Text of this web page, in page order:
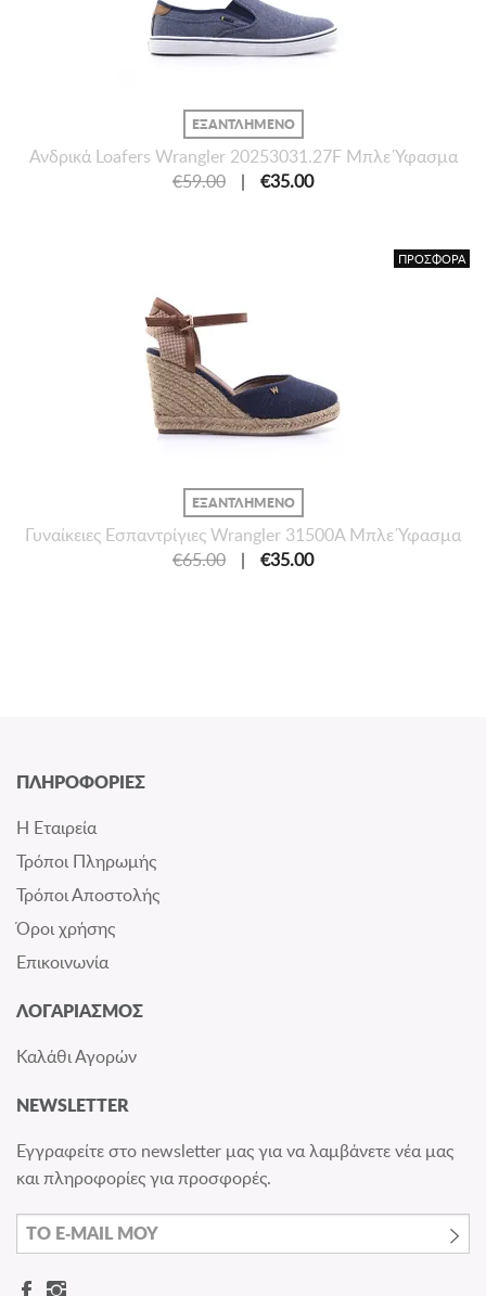
ΕΞΑΝΤΛΗΜΕΝΟ
Ανδρικά Loafers Wrangler 20253031.27F Μπλε Ύφασμα
€59.00
| €35.00
ΠΡΟΣΦΟΡΑ
ΕΞΑΝΤΛΗΜΕΝΟ
Γυναίκειες Εσπαντρίγιες Wrangler 31500A Μπλε Ύφασμα
€65.00
| €35.00
ΠΛΗΡΟΦΟΡΙΕΣ
Η Εταιρεία
Τρόποι Πληρωμής
Τρόποι Αποστολής
Όροι χρήσης
Επικοινωνία
ΛΟΓΑΡΙΑΣΜΟΣ
Καλάθι Αγορών
NEWSLETTER
Εγγραφείτε στο newsletter μας για να λαμβάνετε νέα μας
και πληροφορίες για προσφορές.